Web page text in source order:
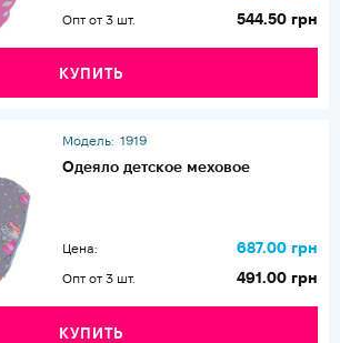
Опт от 3 шт. 544.50 грн
КУПИТЬ
Модель: 1919
Одеяло детское меховое
Цена: 687.00 грн
Опт от 3 шт. 491.00 грн
КУПИТЬ